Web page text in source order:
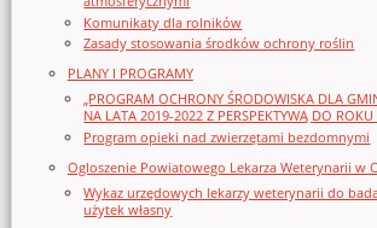
Komunikaty dla rolników
Zasady stosowania środków ochrony roślin
PLANY I PROGRAMY
„PROGRAM OCHRONY ŚRODOWISKA DLA
NA LATA 2019-2022 Z PERSPEKTYWĄ DO ROKU
Program opieki nad zwierzętami bezdomnymi
Ogloszenie Powiatowego Lekarza Weterynarii w
Wykaz urzędowych lekarzy weterynarii do
użytek własny